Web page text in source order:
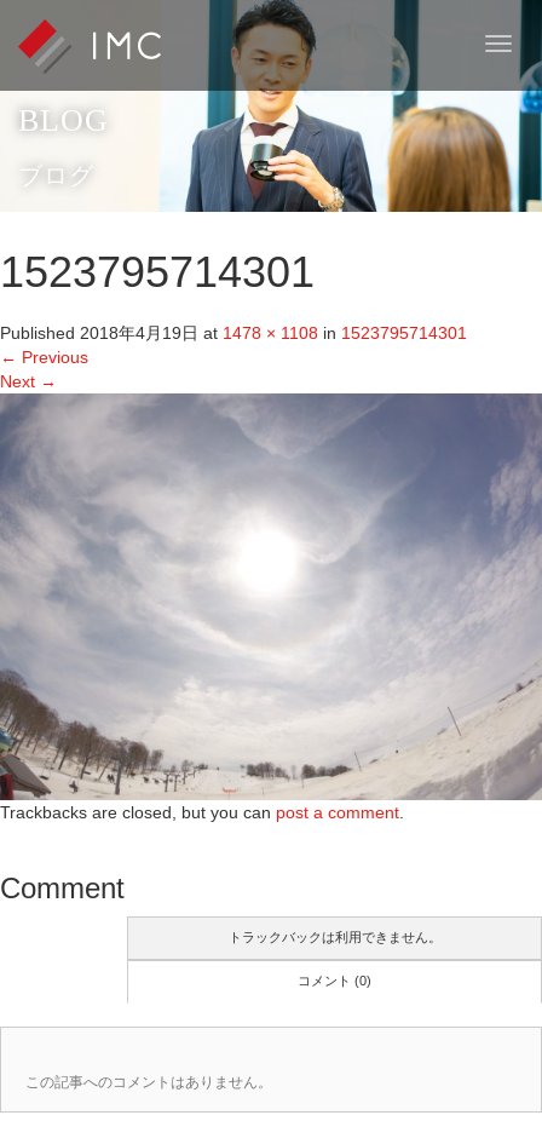
T
g
l
e
a
BLOG
ブログ
1523795714301
Published 2018年4月19日 at 1478 × 1108 in 1523795714301
← Previous
Next →
Trackbacks are closed, but you can post a comment
Comment
トラックバックは利用できません。
コメント (0)
この記事へのコメントはありません。